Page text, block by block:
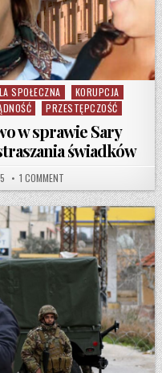
SPOŁECZNA
KORUPCJA
PRZESTĘPCZOŚĆ
w sprawie Sary
świadków
1 COMMENT ON IZRAEL PROWADZI